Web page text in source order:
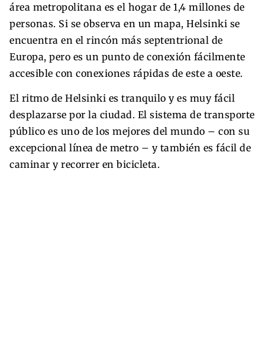
área metropolitana es el hogar de 1,4 millones de
personas. Si se observa en un mapa, Helsinki se
encuentra en el rincón más septentrional de
Europa, pero es un punto de conexión fácilmente
accesible con conexiones rápidas de este a oeste.
El ritmo de Helsinki es tranquilo y es muy fácil
desplazarse por la ciudad. El sistema de transporte
público es uno de los mejores del mundo – con su
excepcional línea de metro – y también es fácil de
caminar y recorrer en bicicleta.